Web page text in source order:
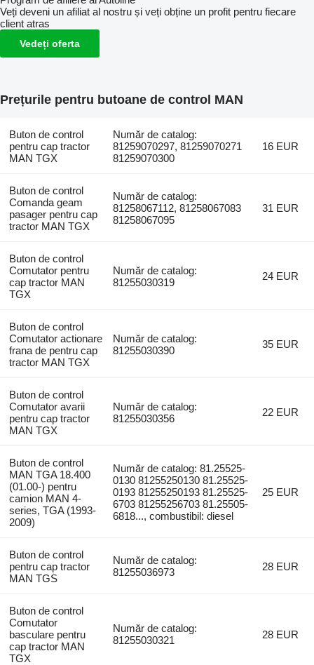
Veți deveni un afiliat al nostru și veți obține un profit pentru fiecare
client atras
Vedeți oferta
Prețurile pentru butoane de control MAN
Buton de control
pentru cap tractor
MAN TGX
Număr de catalog:
81259070297, 81259070271
81259070300
16 EUR
Buton de control
Comanda geam
pasager pentru cap
tractor MAN TGX
Număr de catalog:
81258067112, 81258067083
81258067095
31 EUR
Buton de control
Comutator pentru
cap tractor MAN
TGX
Număr de catalog:
81255030319
24 EUR
Buton de control
Comutator actionare
frana de pentru cap
tractor MAN TGX
Număr de catalog:
81255030390
35 EUR
Buton de control
Comutator avarii
pentru cap tractor
MAN TGX
Număr de catalog:
81255030356
22 EUR
Buton de control
MAN TGA 18.400
(01.00-) pentru
camion MAN 4-
series, TGA (1993-
2009)
Număr de catalog: 81.25525-
0130 81255250130 81.25525-
0193 81255250193 81.25525-
6703 81255256703 81.25505-
6818..., combustibil: diesel
25 EUR
Buton de control
pentru cap tractor
MAN TGS
Număr de catalog:
81255036973
28 EUR
Buton de control
Comutator
basculare pentru
cap tractor MAN
TGX
Număr de catalog:
81255030321
28 EUR